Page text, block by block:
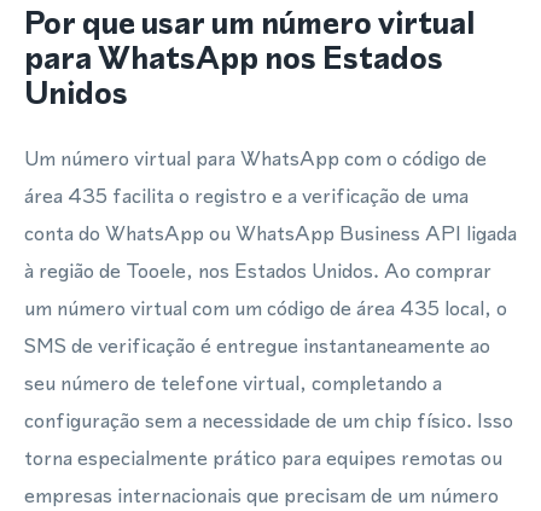
Por que usar um número virtual
para WhatsApp nos Estados
Unidos
Um número virtual para WhatsApp com o código de
área 435 facilita o registro e a verificação de uma
conta do WhatsApp ou WhatsApp Business API ligada
à região de Tooele, nos Estados Unidos. Ao comprar
um número virtual com um código de área 435 local, o
SMS de verificação é entregue instantaneamente ao
seu número de telefone virtual, completando a
configuração sem a necessidade de um chip físico. Isso
torna especialmente prático para equipes remotas ou
empresas internacionais que precisam de um número